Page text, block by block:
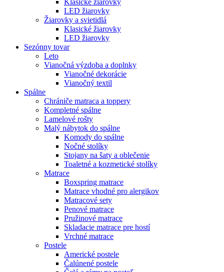
LED žiarovky
Žiarovky a svietidlá
Klasické žiarovky
LED žiarovky
Sezónny tovar
Leto
Vianočná výzdoba a doplnky
Vianočné dekorácie
Vianočný textil
Spálne
Chrániče matraca a toppery
Kompletné spálne
Lamelové rošty
Malý nábytok do spálne
Komody do spálne
Nočné stolíky
Stojany na šaty a oblečenie
Toaletné a kozmetické stolíky
Matrace
Boxspring matrace
Matrace vhodné pro alergikov
Matracové sety
Penové matrace
Pružinové matrace
Skladacie matrace pre hostí
Vrchné matrace
Postele
Americké postele
Čalúnené postele